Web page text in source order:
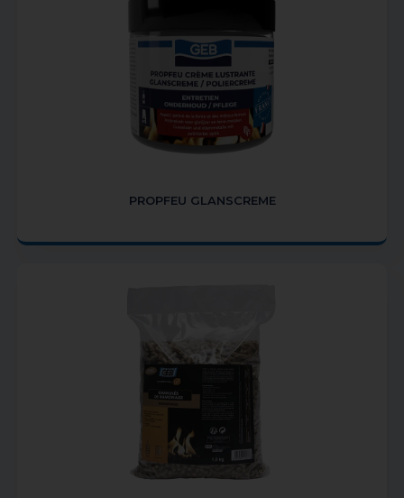
PROPFEU GLANSCREME